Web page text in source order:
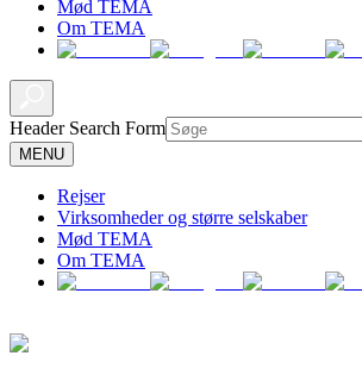
Mød TEMA
Om TEMA
Header Search Form
MENU
Rejser
Virksomheder og større selskaber
Mød TEMA
Om TEMA